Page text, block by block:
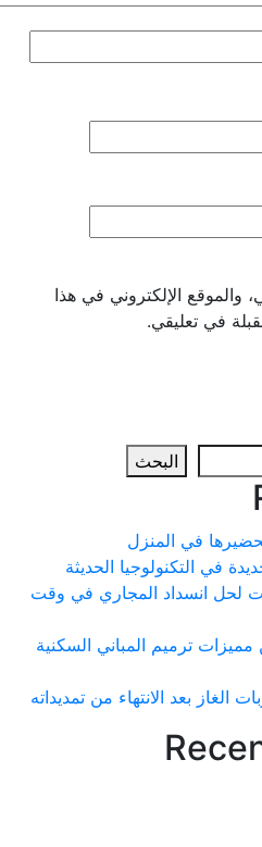
الإلكتروني في هذا
تعليقي.
المنزل
الحديثة
المجاري في وقت
المباني السكنية
الانتهاء من تمديداته